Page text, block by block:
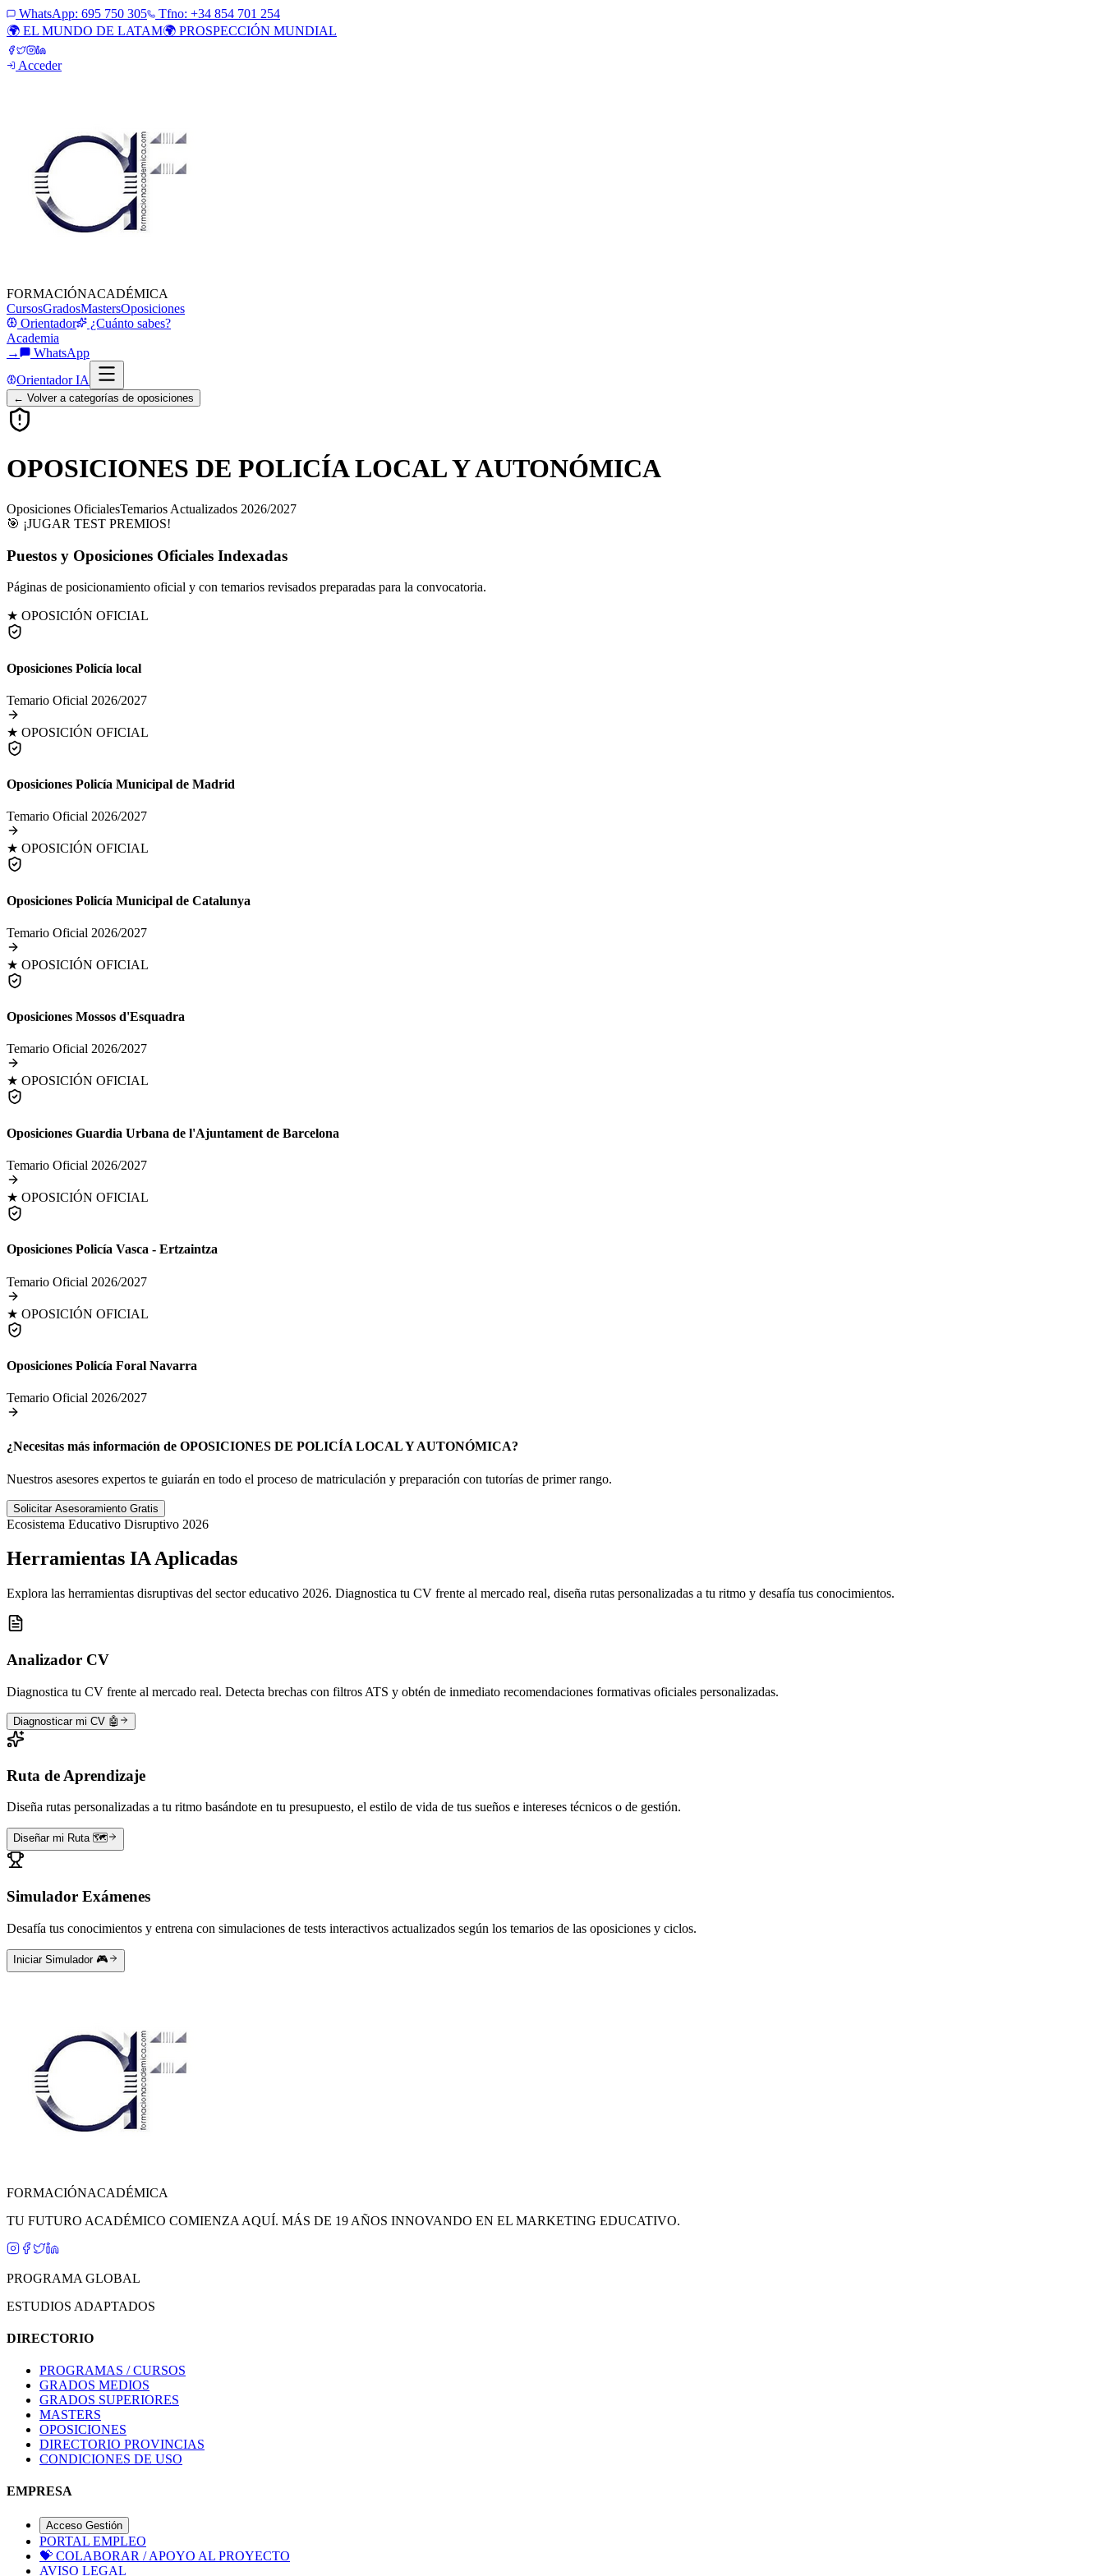
WhatsApp: 695 750 305
Tfno: +34 854 701 254
🌍 EL MUNDO DE LATAM🌍 PROSPECCIÓN MUNDIAL
Acceder
FORMACIÓNACADÉMICA
CursosGradosMastersOposiciones
Orientador
¿Cuánto sabes?
Academia
→
WhatsApp
Orientador IA
← Volver a categorías de oposiciones
OPOSICIONES DE POLICÍA LOCAL Y AUTONÓMICA
Oposiciones OficialesTemarios Actualizados 2026/2027
🎯 ¡JUGAR TEST PREMIOS!
Puestos y Oposiciones Oficiales Indexadas
Páginas de posicionamiento oficial y con temarios revisados preparadas para la convocatoria.
★ OPOSICIÓN OFICIAL
Oposiciones Policía local
Temario Oficial 2026/2027
★ OPOSICIÓN OFICIAL
Oposiciones Policía Municipal de Madrid
Temario Oficial 2026/2027
★ OPOSICIÓN OFICIAL
Oposiciones Policía Municipal de Catalunya
Temario Oficial 2026/2027
★ OPOSICIÓN OFICIAL
Oposiciones Mossos d'Esquadra
Temario Oficial 2026/2027
★ OPOSICIÓN OFICIAL
Oposiciones Guardia Urbana de l'Ajuntament de Barcelona
Temario Oficial 2026/2027
★ OPOSICIÓN OFICIAL
Oposiciones Policía Vasca - Ertzaintza
Temario Oficial 2026/2027
★ OPOSICIÓN OFICIAL
Oposiciones Policía Foral Navarra
Temario Oficial 2026/2027
¿Necesitas más información de OPOSICIONES DE POLICÍA LOCAL Y AUTONÓMICA?
Nuestros asesores expertos te guiarán en todo el proceso de matriculación y preparación con tutorías de primer rango.
Solicitar Asesoramiento Gratis
Ecosistema Educativo Disruptivo 2026
Herramientas IA Aplicadas
Explora las herramientas disruptivas del sector educativo 2026. Diagnostica tu CV frente al mercado real, diseña rutas personalizadas a tu ritmo y desafía tus conocimientos.
Analizador CV
Diagnostica tu CV frente al mercado real. Detecta brechas con filtros ATS y obtén de inmediato recomendaciones formativas oficiales personalizadas.
Diagnosticar mi CV 🤖
Ruta de Aprendizaje
Diseña rutas personalizadas a tu ritmo basándote en tu presupuesto, el estilo de vida de tus sueños e intereses técnicos o de gestión.
Diseñar mi Ruta 🗺️
Simulador Exámenes
Desafía tus conocimientos y entrena con simulaciones de tests interactivos actualizados según los temarios de las oposiciones y ciclos.
Iniciar Simulador 🎮
FORMACIÓNACADÉMICA
TU FUTURO ACADÉMICO COMIENZA AQUÍ. MÁS DE 19 AÑOS INNOVANDO EN EL MARKETING EDUCATIVO.
PROGRAMA GLOBAL
ESTUDIOS ADAPTADOS
DIRECTORIO
PROGRAMAS / CURSOS
GRADOS MEDIOS
GRADOS SUPERIORES
MASTERS
OPOSICIONES
DIRECTORIO PROVINCIAS
CONDICIONES DE USO
EMPRESA
Acceso Gestión
PORTAL EMPLEO
💝 COLABORAR / APOYO AL PROYECTO
AVISO LEGAL